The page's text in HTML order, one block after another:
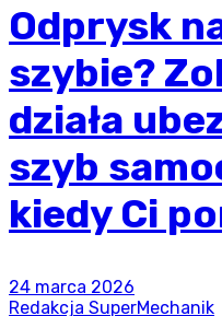
Odprysk
szybie?
działa
szyb
kiedy Ci
24 marca 2026
Redakcja SuperMechanik